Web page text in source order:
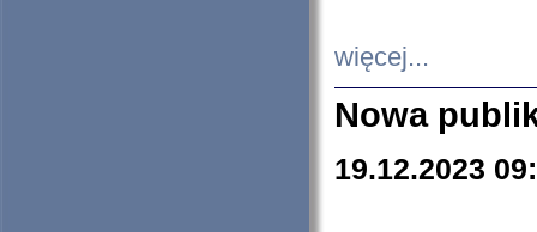
więcej...
Nowa
19.12.2023